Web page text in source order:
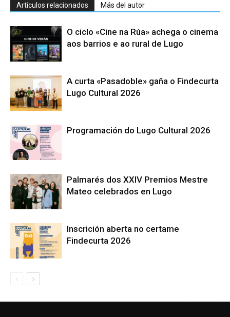
Artículos relacionados Más del autor
O ciclo «Cine na Rúa» achega o cinema
aos barrios e ao rural de Lugo
A curta «Pasadoble» gaña o Findecurta
Lugo Cultural 2026
Programación do Lugo Cultural 2026
Palmarés dos XXIV Premios Mestre
Mateo celebrados en Lugo
Inscrición aberta no certame
Findecurta 2026